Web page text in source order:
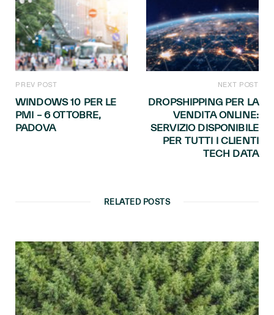
PREV POST
WINDOWS 10 PER LE
PMI – 6 OTTOBRE,
PADOVA
NEXT POST
DROPSHIPPING PER LA
VENDITA ONLINE:
SERVIZIO DISPONIBILE
PER TUTTI I CLIENTI
TECH DATA
RELATED POSTS